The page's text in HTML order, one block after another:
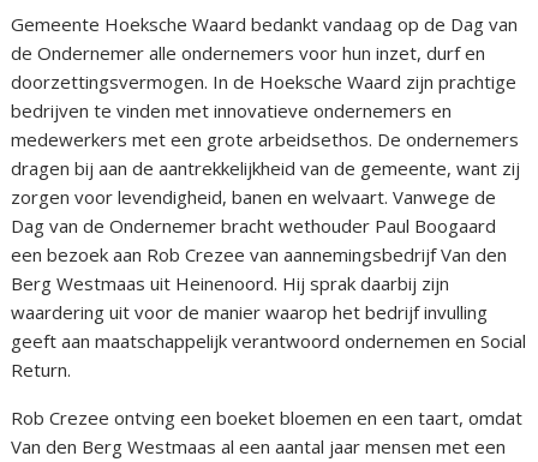
Gemeente Hoeksche Waard bedankt vandaag op de Dag van
de Ondernemer alle ondernemers voor hun inzet, durf en
doorzettingsvermogen. In de Hoeksche Waard zijn prachtige
bedrijven te vinden met innovatieve ondernemers en
medewerkers met een grote arbeidsethos. De ondernemers
dragen bij aan de aantrekkelijkheid van de gemeente, want zij
zorgen voor levendigheid, banen en welvaart. Vanwege de
Dag van de Ondernemer bracht wethouder Paul Boogaard
een bezoek aan Rob Crezee van aannemingsbedrijf Van den
Berg Westmaas uit Heinenoord. Hij sprak daarbij zijn
waardering uit voor de manier waarop het bedrijf invulling
geeft aan maatschappelijk verantwoord ondernemen en Social
Return.
Rob Crezee ontving een boeket bloemen en een taart, omdat
Van den Berg Westmaas al een aantal jaar mensen met een